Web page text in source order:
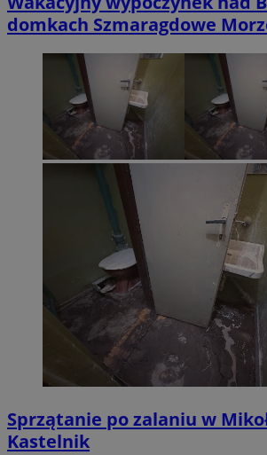
domkach Szmaragdowe
Sprzątanie po zalaniu w
Kastelnik